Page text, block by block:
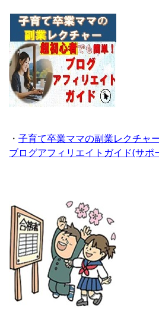
・ 子育て卒業ママの副業レクチャ
ブログアフィリエイトガイド(サポ